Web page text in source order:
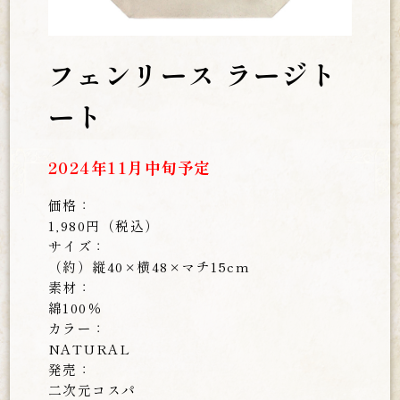
フェンリース ラージト
ート
2024年11月中旬予定
価格：
1,980円（税込）
サイズ：
（約）縦40×横48×マチ15cm
素材：
綿100％
カラー：
NATURAL
発売：
二次元コスパ